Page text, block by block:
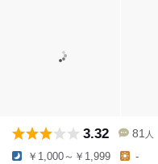
3.32 81 人
￥1,000～￥1,999 -